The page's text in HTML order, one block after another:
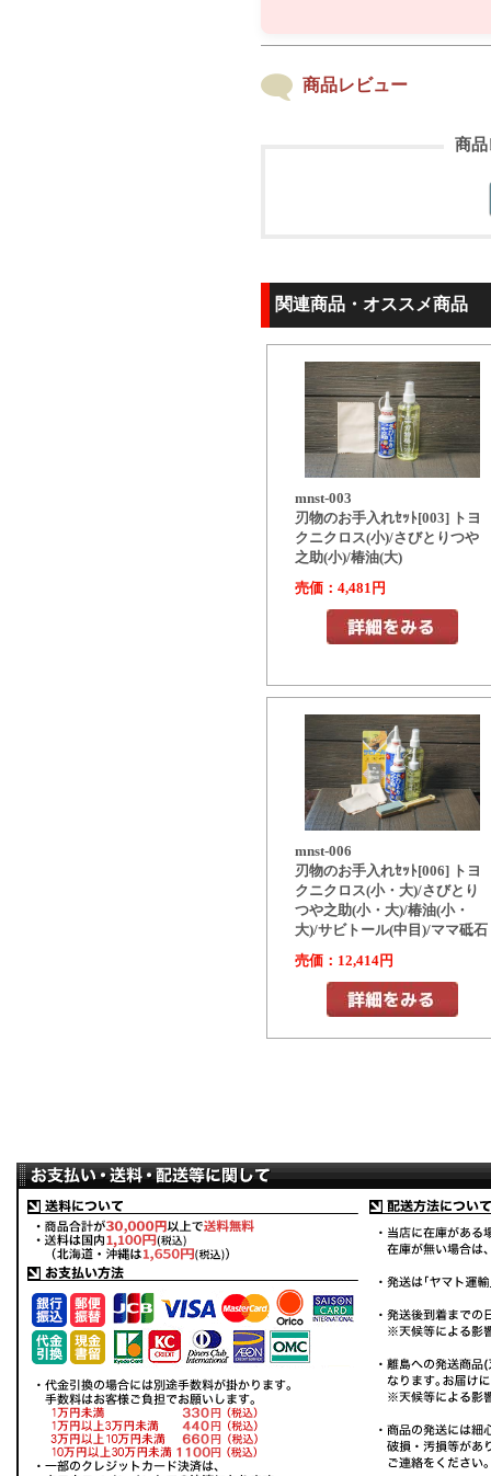
商品レビュー
商品
関連商品・オススメ商品
mnst-003
刃物のお手入れｾｯﾄ[003] トヨ
クニクロス(小)/さびとりつや
之助(小)/椿油(大)
売価：4,481円
mnst-006
刃物のお手入れｾｯﾄ[006] トヨ
クニクロス(小・大)/さびとり
つや之助(小・大)/椿油(小・
大)/サビトール(中目)/ママ砥石
売価：12,414円